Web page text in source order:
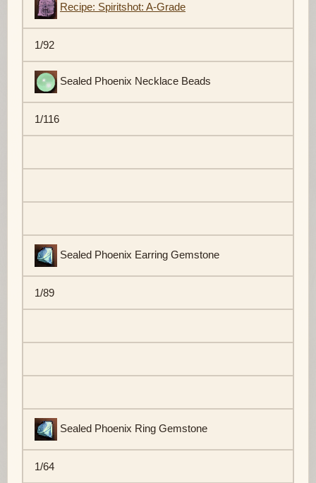
Recipe: Spiritshot: A-Grade
1/92
Sealed Phoenix Necklace Beads
1/116
Sealed Phoenix Earring Gemstone
1/89
Sealed Phoenix Ring Gemstone
1/64